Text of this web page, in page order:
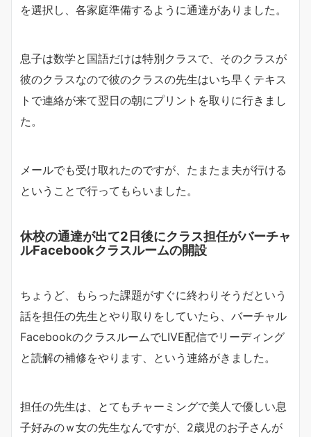
を選択し、各家庭準備するように通達がありました。
息子は数学と国語だけは特別クラスで、そのクラスが
彼のクラスなので彼のクラスの先生はいち早くテキス
トで連絡が来て翌日の朝にプリントを取りに行きまし
た。
メールでも受け取れたのですが、たまたま夫が行ける
ということで行ってもらいました。
休校の通達が出て2日後にクラス担任がバーチャ
ルFacebookクラスルームの開設
ちょうど、もらった課題がすぐに終わりそうだという
話を担任の先生とやり取りをしていたら、バーチャル
FacebookのクラスルームでLIVE配信でリーディング
と読解の補修をやります、という連絡がきました。
担任の先生は、とてもチャーミングで美人で優しい息
子好みのｗ女の先生なんですが、2歳児のお子さんが